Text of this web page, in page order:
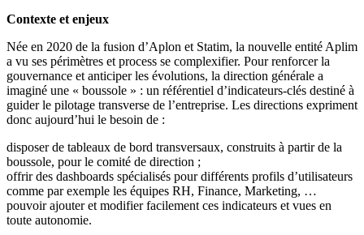
Contexte et enjeux
Née en 2020 de la fusion d’Aplon et Statim, la nouvelle entité Aplim
a vu ses périmètres et process se complexifier. Pour renforcer la
gouvernance et anticiper les évolutions, la direction générale a
imaginé une « boussole » : un référentiel d’indicateurs-clés destiné à
guider le pilotage transverse de l’entreprise. Les directions expriment
donc aujourd’hui le besoin de :
disposer de tableaux de bord transversaux, construits à partir de la
boussole, pour le comité de direction ;
offrir des dashboards spécialisés pour différents profils d’utilisateurs
comme par exemple les équipes RH, Finance, Marketing, …
pouvoir ajouter et modifier facilement ces indicateurs et vues en
toute autonomie.